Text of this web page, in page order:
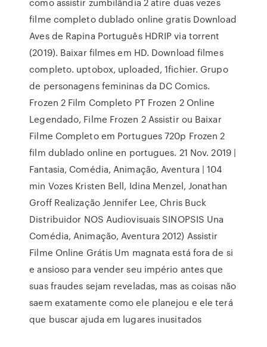
filme completo dublado online gratis Download
Aves de Rapina Português HDRIP via torrent
(2019). Baixar filmes em HD. Download filmes
completo. uptobox, uploaded, 1fichier. Grupo
de personagens femininas da DC Comics.
Frozen 2 Film Completo PT Frozen 2 Online
Legendado, Filme Frozen 2 Assistir ou Baixar
Filme Completo em Portugues 720p Frozen 2
film dublado online en portugues. 21 Nov. 2019 |
Fantasia, Comédia, Animação, Aventura | 104
min Vozes Kristen Bell, Idina Menzel, Jonathan
Groff Realização Jennifer Lee, Chris Buck
Distribuidor NOS Audiovisuais SINOPSIS Una
Comédia, Animação, Aventura 2012) Assistir
Filme Online Grátis Um magnata está fora de si
e ansioso para vender seu império antes que
suas fraudes sejam reveladas, mas as coisas não
saem exatamente como ele planejou e ele terá
que buscar ajuda em lugares inusitados